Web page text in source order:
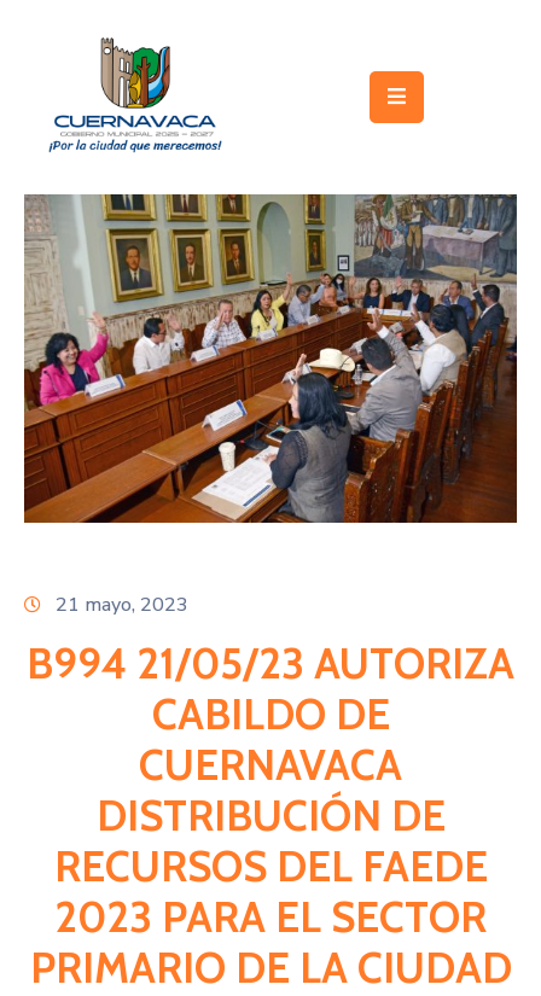
Gobierno
Turismo
Trámites
y
Servicios
Licitaciones
Transparencia
Directorio
21 mayo, 2023
B994 21/05/23 AUTORIZA
CABILDO DE
CUERNAVACA
DISTRIBUCIÓN DE
RECURSOS DEL FAEDE
2023 PARA EL SECTOR
PRIMARIO DE LA CIUDAD